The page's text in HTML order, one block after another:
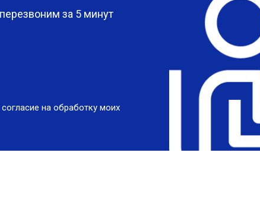
за 5 минут
на обработку моих